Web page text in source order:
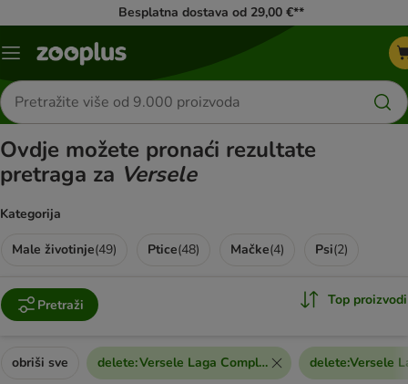
Besplatna dostava od 29,00 €**
Izbornik
Traži
proizvode
Ovdje možete pronaći rezultate
pretraga za Versele
Kategorija
Male životinje(49) Ptice(48) Mačke(4) Psi(2)
Pretraži Top proizvodi
obriši sve delete:Versele Laga Complete delete:Versele